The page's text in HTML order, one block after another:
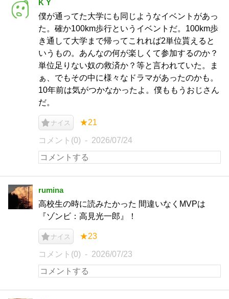
K Y
僕が通ってた大学にも同じようなイベントがあっ
た。確か100km歩行というイベントだ。100km歩
き通して大学まで帰ってこれれば2単位貰えると
いうもの。あんなの何が楽しくて参加するのか？
単位足りない奴の救済か？等と言われていた。ま
ぁ、でもその中に様々なドラマがあったのかも。
10年前は気がつかなかったよ。僕ももうおじさん
だ。
ナイス ★21
コメント(0) 2026/07/24
rumina
高校生の時に読みたかった 間違いなくMVPは
『ゾンビ：高見光一郎』！
ナイス ★23
コメント(0) 2026/07/23